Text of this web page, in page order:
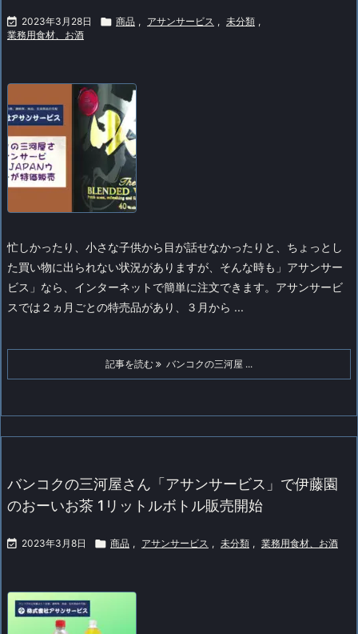
 2023年3月28日  商品 , アサンサービス , 未分類 ,
業務用食材、お酒
忙しかったり、小さな子供から目が話せなかったりと、ちょっとし
た買い物に出られない状況がありますが、そんな時も」アサンサー
ビス」なら、インターネットで簡単に注文できます。 アサンサービ
スでは２ヵ月ごとの特売品があり、３月から ...
記事を読む バンコクの三河屋 ...
バンコクの三河屋さん「アサンサービス」で伊藤園
のおーいお茶 1リットルボトル販売開始
 2023年3月8日  商品 , アサンサービス , 未分類 , 業務用食材、お酒